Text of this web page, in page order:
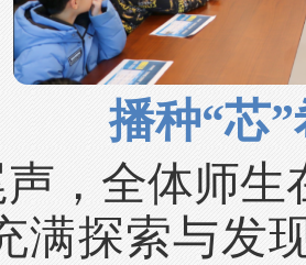
播种“芯
，全体师
满探索与发